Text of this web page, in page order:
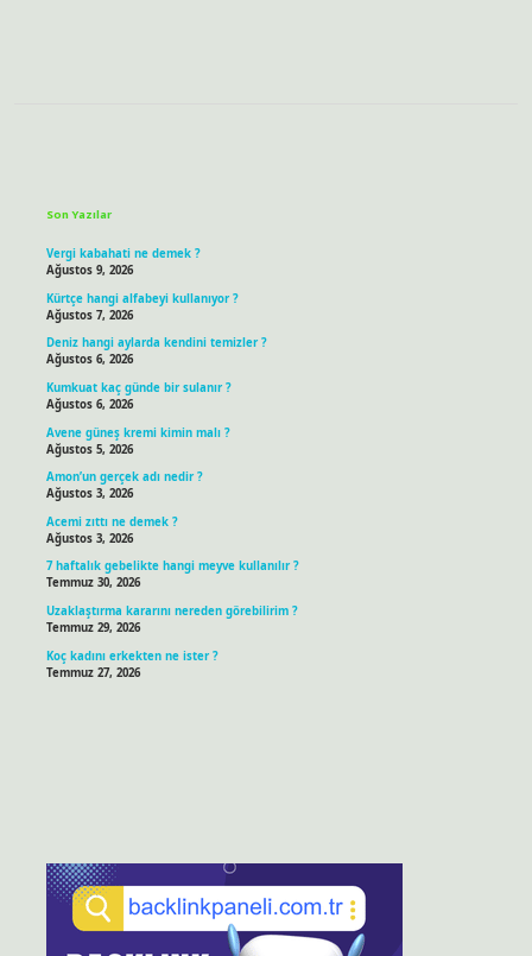
Son Yazılar
Vergi kabahati ne demek ?
Ağustos 9, 2026
Kürtçe hangi alfabeyi kullanıyor ?
Ağustos 7, 2026
Deniz hangi aylarda kendini temizler ?
Ağustos 6, 2026
Kumkuat kaç günde bir sulanır ?
Ağustos 6, 2026
Avene güneş kremi kimin malı ?
Ağustos 5, 2026
Amon’un gerçek adı nedir ?
Ağustos 3, 2026
Acemi zıttı ne demek ?
Ağustos 3, 2026
7 haftalık gebelikte hangi meyve kullanılır ?
Temmuz 30, 2026
Uzaklaştırma kararını nereden görebilirim ?
Temmuz 29, 2026
Koç kadını erkekten ne ister ?
Temmuz 27, 2026